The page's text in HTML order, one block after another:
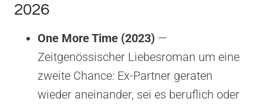
2026
One More Time (2023) —
Zeitgenössischer Liebesroman um eine
zweite Chance: Ex-Partner geraten
wieder aneinander, sei es beruflich oder